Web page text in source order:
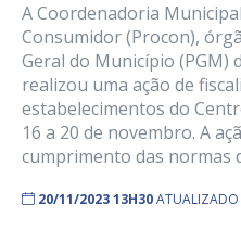
A Coordenadoria
Consumidor (Procon),
Geral do Município (PGM)
realizou uma ação de
estabelecimentos do
16 a 20 de novembro. A
cumprimento das normas
20/11/2023 13H30ATUALIZADO